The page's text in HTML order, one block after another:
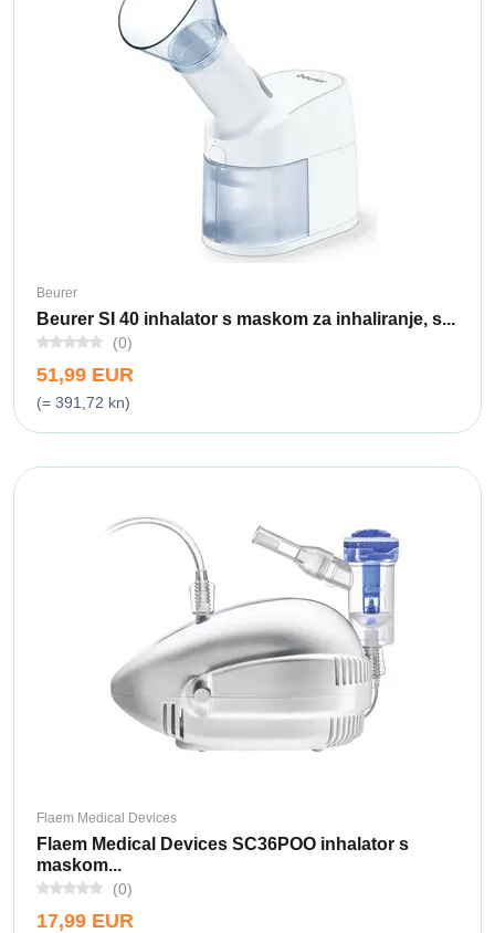
Beurer
Beurer SI 40 inhalator s maskom za inhaliranje, s...
(0)
51,99 EUR
(= 391,72 kn)
Flaem Medical Devices
Flaem Medical Devices SC36POO inhalator s
maskom...
(0)
17,99 EUR